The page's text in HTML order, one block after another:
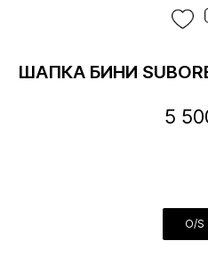
ШАПКА БИНИ
5
O/S